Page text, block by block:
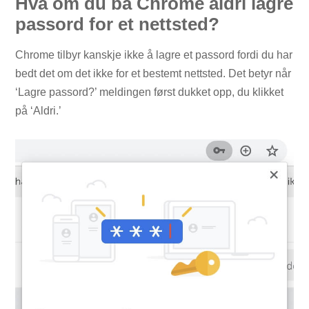
passord for et nettsted?
Chrome tilbyr kanskje ikke å lagre et passord fordi du har
bedt det om det ikke for et bestemt nettsted. Det betyr når
‘Lagre passord?’ meldingen først dukket opp, du klikket
på ‘Aldri.’